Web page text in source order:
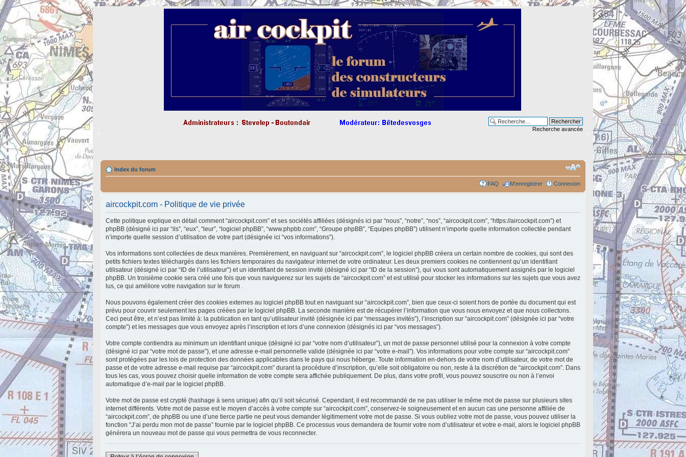
Recherche avancée
Index du forum
FAQ M’enregistrer Connexion
aircockpit.com - Politique de vie privée
Cette politique explique en détail comment “aircockpit.com” et ses sociétés affiliées (désignés ici par “nous”, “notre”, “nos”, “aircockpit.com”, “https://aircockpit.com”) et
phpBB (désigné ici par “ils”, “eux”, “leur”, “logiciel phpBB”, “www.phpbb.com”, “Groupe phpBB”, “Equipes phpBB”) utilisent n’importe quelle information collectée pendant
n’importe quelle session d’utilisation de votre part (désignée ici “vos informations”).
Vos informations sont collectées de deux manières. Premièrement, en naviguant sur “aircockpit.com”, le logiciel phpBB créera un certain nombre de cookies, qui sont des
petits fichiers textes téléchargés dans les fichiers temporaires du navigateur internet de votre ordinateur. Les deux premiers cookies ne contiennent qu’un identifiant
utilisateur (désigné ici par “ID de l’utilisateur”) et un identifiant de session invité (désigné ici par “ID de la session”), qui vous sont automatiquement assignés par le logiciel
phpBB. Un troisième cookie sera créé une fois que vous naviguerez sur les sujets de “aircockpit.com” et est utilisé pour stocker les informations sur les sujets que vous avez
lus, ce qui améliore votre navigation sur le forum .
Nous pouvons également créer des cookies externes au logiciel phpBB tout en naviguant sur “aircockpit.com”, bien que ceux-ci soient hors de portée du document qui est
prévu pour couvrir seulement les pages créées par le logiciel phpBB. La seconde manière est de récupérer l’information que vous nous envoyez et que nous collectons.
Ceci peut être, et n’est pas limité à: la publication en tant qu’utilisateur invité (désignée ici par “messages invités”), l’inscription sur “aircockpit.com” (désignée ici par “votre
compte”) et les messages que vous envoyez après l’inscription et lors d’une connexion (désignés ici par “vos messages”).
Votre compte contiendra au minimum un identifiant unique (désigné ici par “votre nom d’utilisateur”), un mot de passe personnel utilisé pour la connexion à votre compte
(désigné ici par “votre mot de passe”), et une adresse e-mail personnelle valide (désignée ici par “votre e-mail”). Vos informations pour votre compte sur “aircockpit.com”
sont protégées par les lois de protection des données applicables dans le pays qui nous héberge. Toute information en-dehors de votre nom d’utilisateur, de votre mot de
passe et de votre adresse e-mail requise par “aircockpit.com” durant la procédure d’inscription, qu’elle soit obligatoire ou non, reste à la discrétion de “aircockpit.com”. Dans
tous les cas, vous pouvez choisir quelle information de votre compte sera affichée publiquement. De plus, dans votre profil, vous pouvez souscrire ou non à l’envoi
automatique d’e-mail par le logiciel phpBB.
Votre mot de passe est crypté (hashage à sens unique) afin qu’il soit sécurisé. Cependant, il est recommandé de ne pas utiliser le même mot de passe sur plusieurs sites
internet différents. Votre mot de passe est le moyen d’accès à votre compte sur “aircockpit.com”, conservez-le soigneusement et en aucun cas une personne affiliée de
“aircockpit.com”, de phpBB ou une d’une tierce partie ne peut vous demander légitimement votre mot de passe. Si vous oubliez votre mot de passe, vous pouvez utiliser la
fonction “J’ai perdu mon mot de passe” fournie par le logiciel phpBB. Ce processus vous demandera de fournir votre nom d’utilisateur et votre e-mail, alors le logiciel phpBB
générera un nouveau mot de passe qui vous permettra de vous reconnecter.